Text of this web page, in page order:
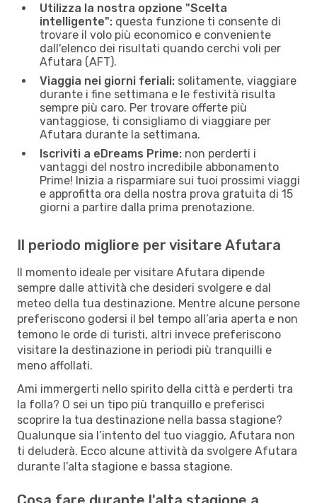
Utilizza la nostra opzione "Scelta
intelligente": questa funzione ti consente di
trovare il volo più economico e conveniente
dall'elenco dei risultati quando cerchi voli per
Afutara (AFT).
Viaggia nei giorni feriali: solitamente, viaggiare
durante i fine settimana e le festività risulta
sempre più caro. Per trovare offerte più
vantaggiose, ti consigliamo di viaggiare per
Afutara durante la settimana.
Iscriviti a eDreams Prime: non perderti i
vantaggi del nostro incredibile abbonamento
Prime! Inizia a risparmiare sui tuoi prossimi viaggi
e approfitta ora della nostra prova gratuita di 15
giorni a partire dalla prima prenotazione.
Il periodo migliore per visitare Afutara
Il momento ideale per visitare Afutara dipende
sempre dalle attività che desideri svolgere e dal
meteo della tua destinazione. Mentre alcune persone
preferiscono godersi il bel tempo all’aria aperta e non
temono le orde di turisti, altri invece preferiscono
visitare la destinazione in periodi più tranquilli e
meno affollati.
Ami immergerti nello spirito della città e perderti tra
la folla? O sei un tipo più tranquillo e preferisci
scoprire la tua destinazione nella bassa stagione?
Qualunque sia l’intento del tuo viaggio, Afutara non
ti deluderà. Ecco alcune attività da svolgere Afutara
durante l’alta stagione e bassa stagione.